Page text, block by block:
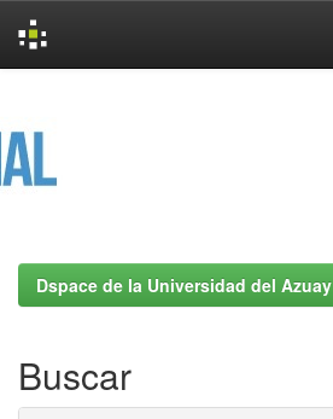
Dspace de la Universidad del Azuay
Buscar